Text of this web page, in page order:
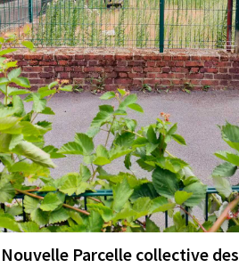
Nouvelle Parcelle collective des